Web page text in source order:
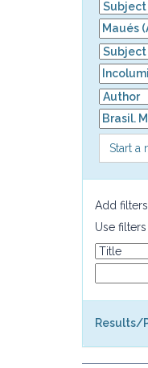
Start a
Add
Use
Results/